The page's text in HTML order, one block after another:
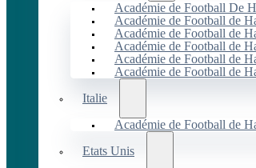
Académie de Football De
Académie de Football de
Académie de Football de
Académie de Football de
Académie de Football de
Académie de Football de
Italie
Académie de Football de
Etats Unis